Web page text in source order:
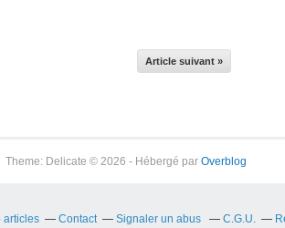
Article suivant »
Theme: Delicate © 2026 - Hébergé par Overblog
articles Contact Signaler un abus C.G.U.